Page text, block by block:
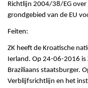
Richtlijn 2004/38/EG
grondgebied van de EU
Feiten:
ZK heeft de Kroatische
Ierland. Op 24-06-2016 is
Braziliaans staatsburger.
Verblijfsrichtlijn en het